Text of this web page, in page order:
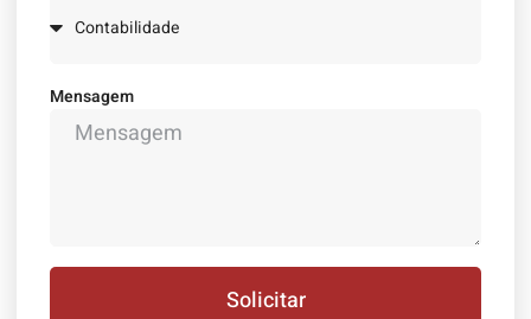
Mensagem
Solicitar